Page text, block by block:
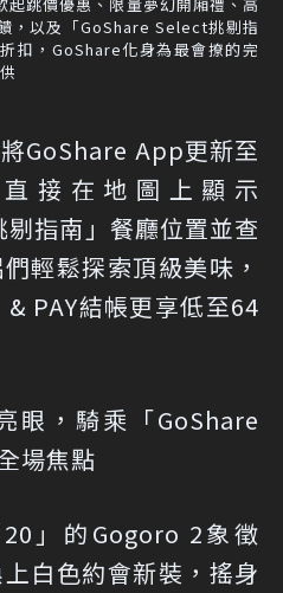
，以及「GoShare Select挑剔指
扣，GoShare化身為最會撩的完
GoShare App更新至
接在地圖上顯示
剔指南」餐廳位置並查
輕鬆探索頂級美味，
PAY結帳更享低至64
眼，騎乘「GoShare
場焦點
」的Gogoro 2象徵
上白色約會新裝，搖身